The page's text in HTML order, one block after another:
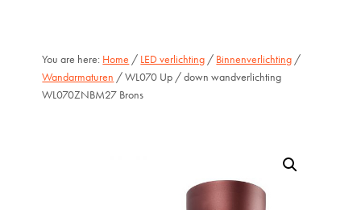
You are here: Home / LED verlichting / Binnenverlichting /
Wandarmaturen / WL070 Up / down wandverlichting
WL070ZNBM27 Brons